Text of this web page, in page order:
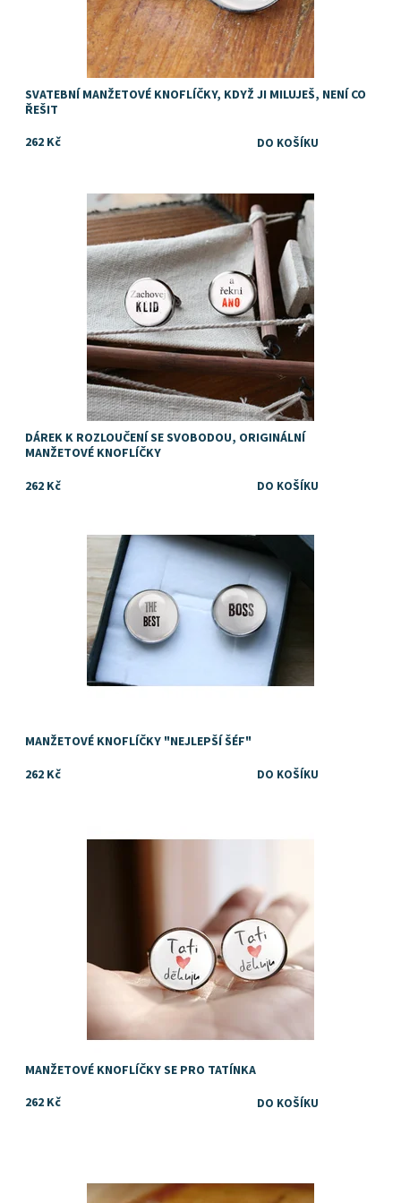
SVATEBNÍ MANŽETOVÉ KNOFLÍČKY, KDYŽ JI MILUJEŠ, NENÍ CO
ŘEŠIT
262 Kč
Dostupnost: Skladem
DÁREK K ROZLOUČENÍ SE SVOBODOU, ORIGINÁLNÍ
MANŽETOVÉ KNOFLÍČKY
262 Kč
MANŽETOVÉ KNOFLÍČKY "NEJLEPŠÍ ŠÉF"
262 Kč
MANŽETOVÉ KNOFLÍČKY SE PRO TATÍNKA
262 Kč